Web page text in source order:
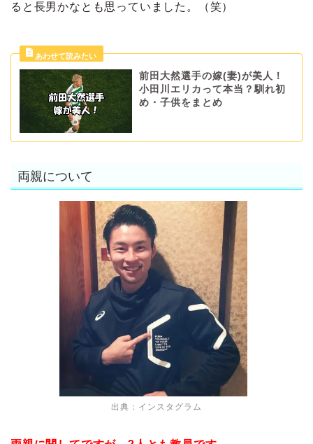
ると長男かなとも思っていました。（笑）
前田大然選手の嫁(妻)が美人！
小田川エリカって本当？馴れ初
め・子供をまとめ
両親について
出典：インスタグラム